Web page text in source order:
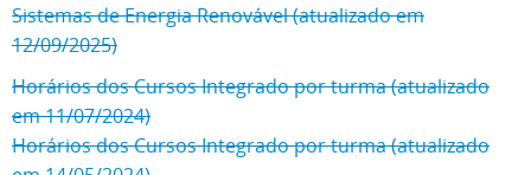
Sistemas de Energia Renovável (atualizado em
12/09/2025)
Horários dos Cursos Integrado por turma (atualizado
em 11/07/2024)
Horários dos Cursos Integrado por turma (atualizado